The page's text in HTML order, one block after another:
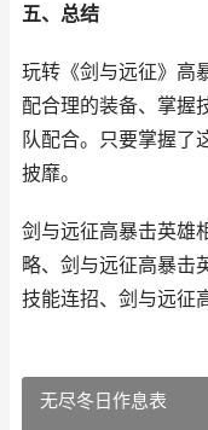
五、总结
玩转《剑与远征》高
配合理的装备、掌握
队配合。只要掌握了
披靡。
剑与远征高暴击英雄
略、剑与远征高暴击
技能连招、剑与远征
无尽冬日作息表